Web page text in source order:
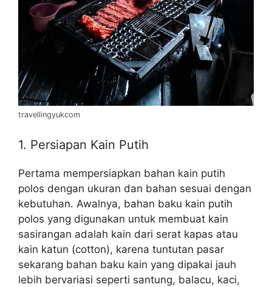
travellingyukcom
1. Persiapan Kain Putih
Pertama mempersiapkan bahan kain putih
polos dengan ukuran dan bahan sesuai dengan
kebutuhan. Awalnya, bahan baku kain putih
polos yang digunakan untuk membuat kain
sasirangan adalah kain dari serat kapas atau
kain katun (cotton), karena tuntutan pasar
sekarang bahan baku kain yang dipakai jauh
lebih bervariasi seperti santung, balacu, kaci,